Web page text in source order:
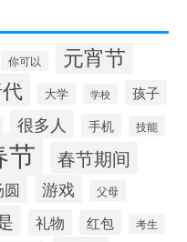
你可以 元宵节
大学 学校 孩子
很多人 手机 技能
节 春节期间
圆 游戏 父母
礼物 红包 考生